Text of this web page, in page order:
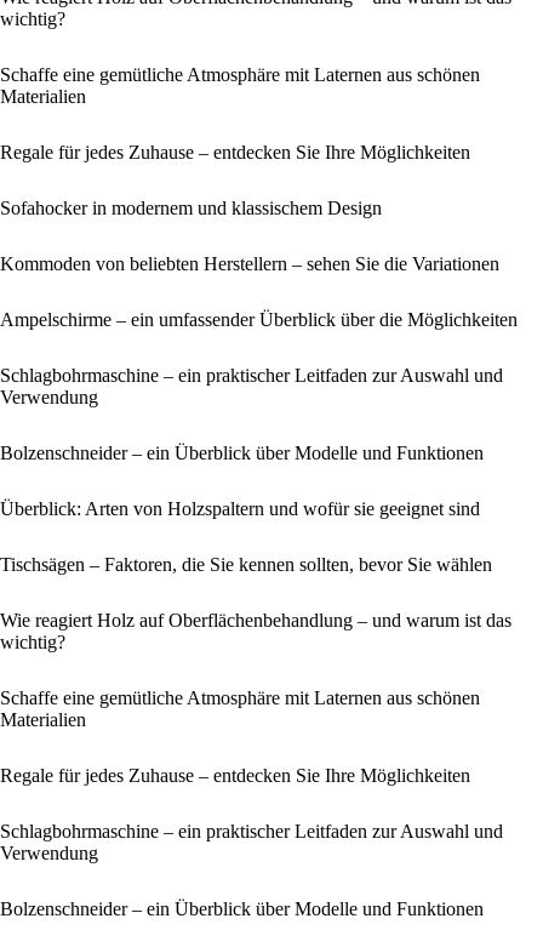
wichtig?
Schaffe eine gemütliche Atmosphäre mit Laternen aus schönen
Materialien
Regale für jedes Zuhause – entdecken Sie Ihre Möglichkeiten
Sofahocker in modernem und klassischem Design
Kommoden von beliebten Herstellern – sehen Sie die Variationen
Ampelschirme – ein umfassender Überblick über die Möglichkeiten
Schlagbohrmaschine – ein praktischer Leitfaden zur Auswahl und
Verwendung
Bolzenschneider – ein Überblick über Modelle und Funktionen
Überblick: Arten von Holzspaltern und wofür sie geeignet sind
Tischsägen – Faktoren, die Sie kennen sollten, bevor Sie wählen
Wie reagiert Holz auf Oberflächenbehandlung – und warum ist das
wichtig?
Schaffe eine gemütliche Atmosphäre mit Laternen aus schönen
Materialien
Regale für jedes Zuhause – entdecken Sie Ihre Möglichkeiten
Schlagbohrmaschine – ein praktischer Leitfaden zur Auswahl und
Verwendung
Bolzenschneider – ein Überblick über Modelle und Funktionen